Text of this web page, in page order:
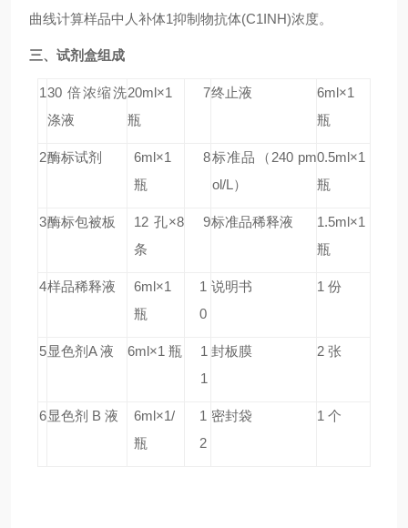
曲线计算样品中人补体1抑制物抗体(C1INH)浓度。
三、试剂盒组成
130 倍浓缩洗
涤液
20ml×1
瓶
7终止液
6ml×1
瓶
2酶标试剂
6ml×1
瓶
8标准品
（240 pm
ol/L）
0.5ml×1
瓶
3酶标包被板
12 孔×8
条
9标准品稀释液
1.5ml×1
瓶
4样品稀释液
6ml×1
瓶
1
0
说明书 1 份
5显色剂A 液 6ml×1 瓶
1
1
封板膜 2 张
6显色剂 B 液
6ml×1/
瓶
1
2
密封袋 1 个